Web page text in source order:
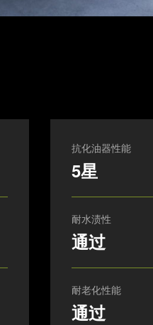
抗化油器性能
5星
耐水渍性
通过
耐老化性能
通过